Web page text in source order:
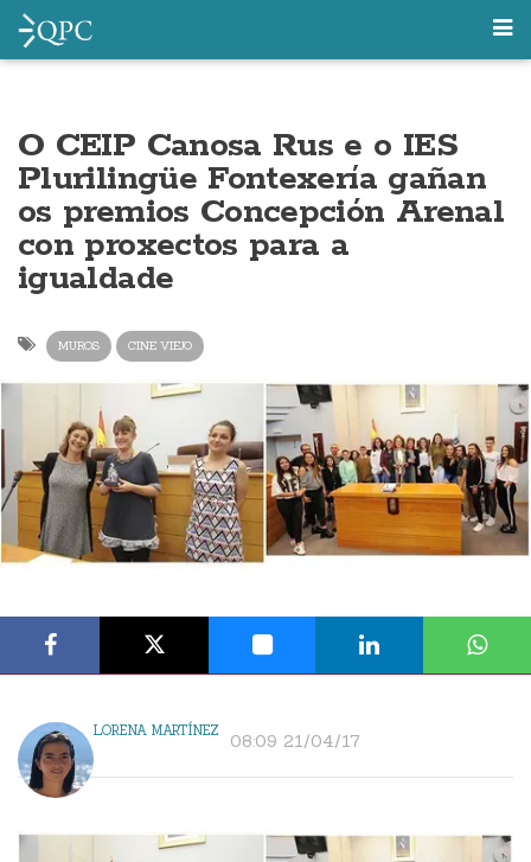
O CEIP Canosa Rus e o IES
Plurilingüe Fontexería gañan
os premios Concepción Arenal
con proxectos para a
igualdade
MUROS CINE VIEJO
LORENA MARTÍNEZ 08:09 21/04/17